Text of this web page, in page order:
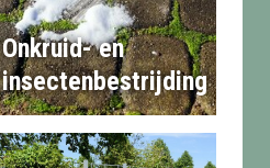
Onkruid- en
insectenbestrijding